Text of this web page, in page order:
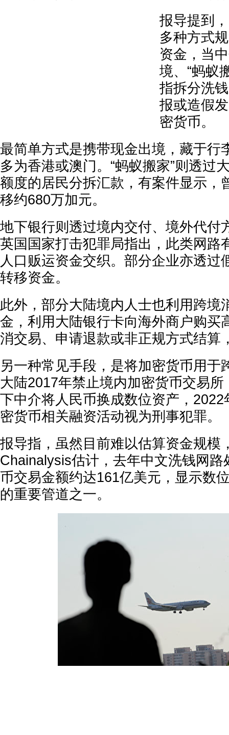
报导提到
多种方式
资金，当
境、“蚂蚁
指拆分洗
报或造假
密货币。
最简单方式是携带现金出境，藏于行
多为香港或澳门。“蚂蚁搬家”则透过
额度的居民分拆汇款，有案件显示，
移约680万加元。
地下银行则透过境内交付、境外代付
英国国家打击犯罪局指出，此类网路
人口贩运资金交织。部分企业亦透过
转移资金。
此外，部分大陆境内人士也利用跨境
金，利用大陆银行卡向海外商户购买
消交易、申请退款或非正规方式结算
另一种常见手段，是将加密货币用于
大陆2017年禁止境内加密货币交易
下中介将人民币换成数位资产，
密货币相关融资活动视为刑事犯罪。
报导指，虽然目前难以估算资金规模
Chainalysis估计，去年中文洗钱网路
币交易金额约达161亿美元，显示数
的重要管道之一。